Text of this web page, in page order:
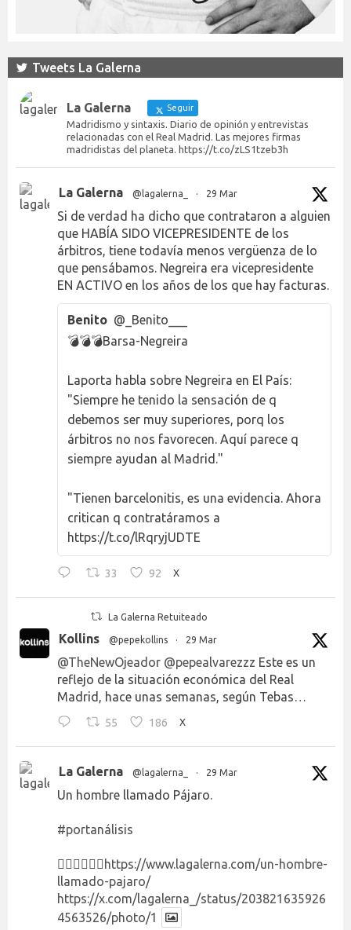
Tweets La Galerna
La Galerna Seguir
Madridismo y sintaxis. Diario de opinión y entrevistas
relacionadas con el Real Madrid. Las mejores firmas
madridistas del planeta. https://t.co/zLS1tzeb3h
La Galerna @lagalerna_ · 29 Mar
Si de verdad ha dicho que contrataron a alguien
que HABÍA SIDO VICEPRESIDENTE de los
árbitros, tiene todavía menos vergüenza de lo
que pensábamos. Negreira era vicepresidente
EN ACTIVO en los años de los que hay facturas.
Benito @_Benito___
💣💣💣Barsa-Negreira
Laporta habla sobre Negreira en El País:
"Siempre he tenido la sensación de q
debemos ser muy superiores, porq los
árbitros no nos favorecen. Aquí parece q
siempre ayudan al Madrid."
"Tienen barcelonitis, es una evidencia. Ahora
critican q contratáramos a
https://t.co/lRqryjUDTE
33 92 X
La Galerna Retuiteado
Kollins @pepekollins · 29 Mar
@TheNewOjeador @pepealvarezzz Este es un
reflejo de la situación económica del Real
Madrid, hace unas semanas, según Tebas…
55 186 X
La Galerna @lagalerna_ · 29 Mar
Un hombre llamado Pájaro.
#portanálisis
👉🏻👉🏻👉🏻 https://www.lagalerna.com/un-hombre-
llamado-pajaro/
https://x.com/lagalerna_/status/203821635926
4563526/photo/1